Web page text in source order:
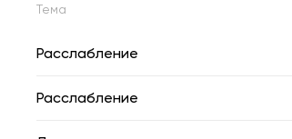
Тема
Расслабление
Расслабление